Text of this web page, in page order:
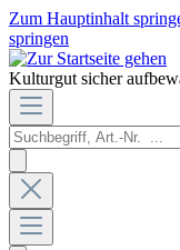
Zum Hauptinhalt
springen
Kulturgut sicher